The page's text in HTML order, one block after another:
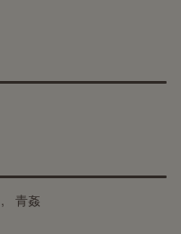
青姦